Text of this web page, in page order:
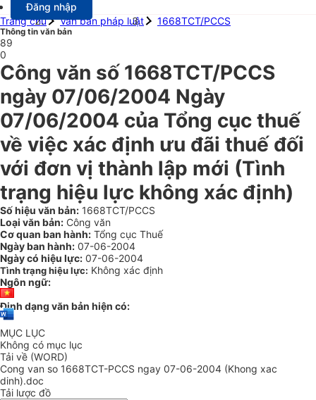
Đăng nhập
Trang chủ
Văn bản pháp luật 1668TCT/PCCS
Thông tin văn bản
89
0
Công văn số 1668TCT/PCCS
ngày 07/06/2004 Ngày
07/06/2004 của Tổng cục thuế
về việc xác định ưu đãi thuế đối
với đơn vị thành lập mới (Tình
trạng hiệu lực không xác định)
Số hiệu văn bản: 1668TCT/PCCS
Loại văn bản: Công văn
Cơ quan ban hành: Tổng cục Thuế
Ngày ban hành: 07-06-2004
Ngày có hiệu lực: 07-06-2004
Tình trạng hiệu lực: Không xác định
Ngôn ngữ:
Định dạng văn bản hiện có:
MỤC LỤC
Không có mục lục
Tải về (WORD)
Cong van so 1668TCT-PCCS ngay 07-06-2004 (Khong xac
dinh).doc
Tải lược đồ